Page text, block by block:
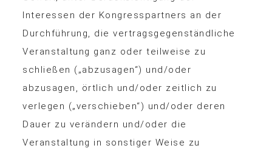
Interessen der Kongresspartners an der
Durchführung, die vertragsgegenständliche
Veranstaltung ganz oder teilweise zu
schließen („abzusagen“) und/oder
abzusagen, örtlich und/oder zeitlich zu
verlegen („verschieben“) und/oder deren
Dauer zu verändern und/oder die
Veranstaltung in sonstiger Weise zu